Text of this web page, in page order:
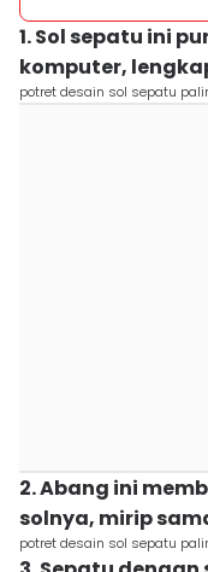
1. Sol sepatu ini
komputer,
potret desain sol sepatu
2. Abang ini
solnya, mirip
potret desain sol sepatu